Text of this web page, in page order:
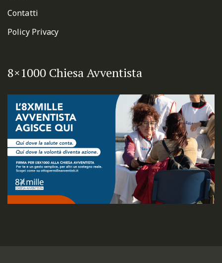
Contatti
Policy Privacy
8×1000 Chiesa Avventista